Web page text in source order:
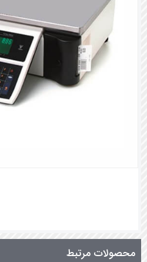
محصولات مرتبط